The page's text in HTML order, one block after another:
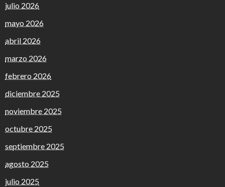
julio 2026
mayo 2026
abril 2026
marzo 2026
febrero 2026
diciembre 2025
noviembre 2025
octubre 2025
septiembre 2025
agosto 2025
julio 2025